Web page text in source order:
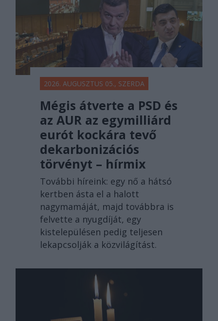
2026. AUGUSZTUS 05., SZERDA
Mégis átverte a PSD és
az AUR az egymilliárd
eurót kockára tevő
dekarbonizációs
törvényt – hírmix
További híreink: egy nő a hátsó
kertben ásta el a halott
nagymamáját, majd továbbra is
felvette a nyugdíját, egy
kistelepülésen pedig teljesen
lekapcsolják a közvilágítást.